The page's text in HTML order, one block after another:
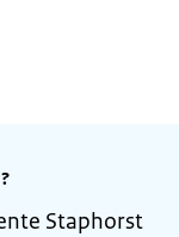
Staphorst